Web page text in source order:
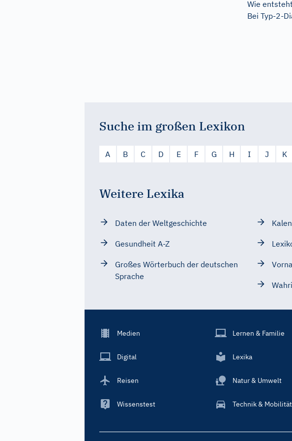
Wie
Bei Typ-2-
Suche im großen Lexikon
A B C D E F G H I J K
Weitere Lexika
Daten der Weltgeschichte
Gesundheit A-Z
Großes Wörterbuch der deutschen
Sprache
Footer
Main
Medien
Digital
Reisen
Wissenstest
Lernen & Familie
Lexika
Natur & Umwelt
Technik & Mobilität